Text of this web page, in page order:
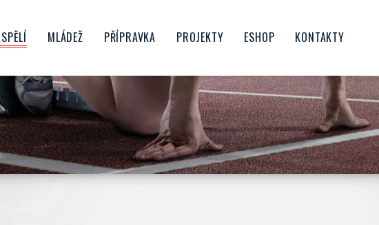
ČLENEM KLUBU
ZÁVODY
MLÁDEŽ
DOROST
JUNIOŘI
PŘÍPRAVKA
BENJAMÍNCI
MLADŠÍ PŘÍPRAVKA
STARŠÍ PŘÍPRAVKA
PROJEKTY
PŘÍMĚSTSKÉ TÁBORY
ATLETIKA PRO ŠKOLY
ATLETIKA PRO RODINU
KONDIČNÍ BĚHÁNÍ
PŘÍPRAVKOVÝ DESETIBOJ
ESHOP KONTAKTY